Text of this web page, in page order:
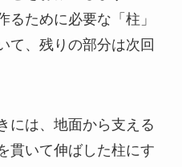
るために必要な「柱」
て、残りの部分は次回
には、地面から支える
貫いて伸ばした柱にす